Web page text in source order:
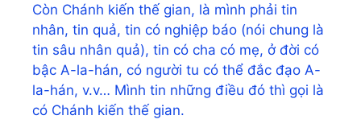
Còn Chánh kiến thế gian, là mình phải tin
nhân, tin quả, tin có nghiệp báo (nói chung là
tin sâu nhân quả), tin có cha có mẹ, ở đời có
bậc A-la-hán, có người tu có thể đắc đạo A-
la-hán, v.v… Mình tin những điều đó thì gọi là
có Chánh kiến thế gian.